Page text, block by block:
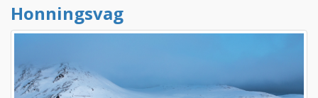
Honningsvag